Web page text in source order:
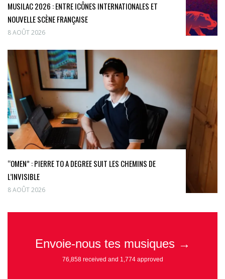
MUSILAC 2026 : ENTRE ICÔNES INTERNATIONALES ET
NOUVELLE SCÈNE FRANÇAISE
8 AOÛT 2026
“OMEN” : PIERRE TO A DEGREE SUIT LES CHEMINS DE
L’INVISIBLE
8 AOÛT 2026